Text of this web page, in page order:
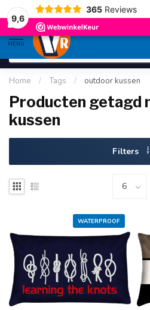
9,6
365 Reviews
gratis verzending>80,-
MENU
Home / Tags / outdoor kussen
Producten getagd
kussen
Filters
WATERPROOF